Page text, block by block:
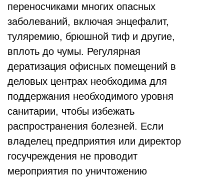
переносчиками многих опасных
заболеваний, включая энцефалит,
туляремию, брюшной тиф и другие,
вплоть до чумы. Регулярная
дератизация офисных помещений в
деловых центрах необходима для
поддержания необходимого уровня
санитарии, чтобы избежать
распространения болезней. Если
владелец предприятия или директор
госучреждения не проводит
мероприятия по уничтожению